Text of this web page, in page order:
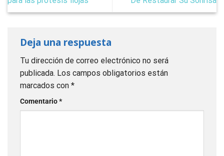
Deja una respuesta
Tu dirección de correo electrónico no será
publicada. Los campos obligatorios están
marcados con *
Comentario*